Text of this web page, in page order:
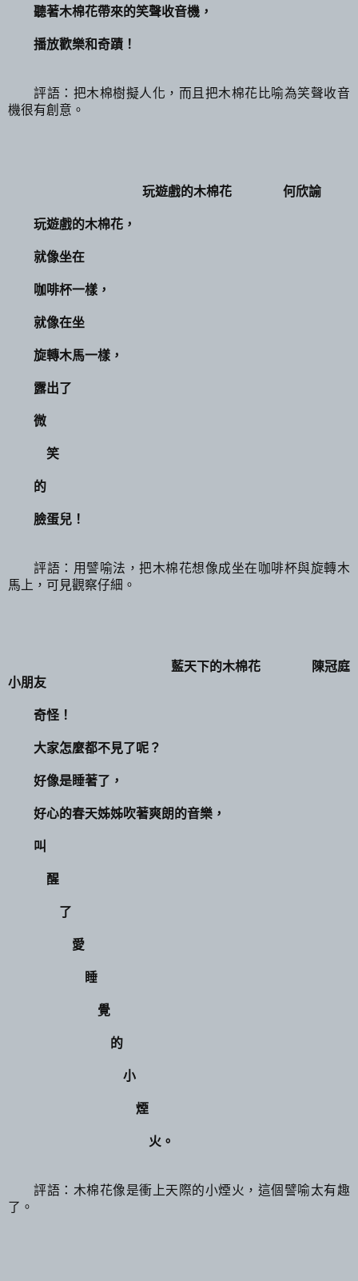
聽著木棉花帶來的笑聲收音機，
播放歡樂和奇蹟！
評語：把木棉樹擬人化，而且把木棉花比喻為笑聲收音
機很有創意。
玩遊戲的木棉花 何欣諭
玩遊戲的木棉花，
就像坐在
咖啡杯一樣，
就像在坐
旋轉木馬一樣，
露出了
微
笑
的
臉蛋兒！
評語：用譬喻法，把木棉花想像成坐在咖啡杯與旋轉木
馬上，可見觀察仔細。
藍天下的木棉花 陳冠庭
小朋友
奇怪！
大家怎麼都不見了呢？
好像是睡著了，
好心的春天姊姊吹著爽朗的音樂，
叫
醒
了
愛
睡
覺
的
小
煙
火。
評語：木棉花像是衝上天際的小煙火，這個譬喻太有趣
了。